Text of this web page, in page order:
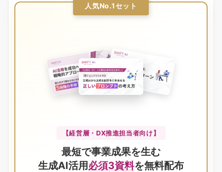
人気No.1セット
【経営層・DX推進担当者向け】
最短で事業成果を生む
生成AI活用必須3資料を無料配布